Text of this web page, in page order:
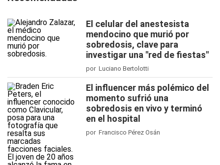
El celular del anestesista
mendocino que murió por
sobredosis, clave para
investigar una "red de fiestas"
por Luciano Bertolotti
El influencer más polémico del
momento sufrió una
sobredosis en vivo y terminó
en el hospital
por Francisco Pérez Osán